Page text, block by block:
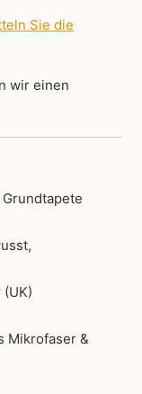
Sie die
wir einen
Mikrofaser &